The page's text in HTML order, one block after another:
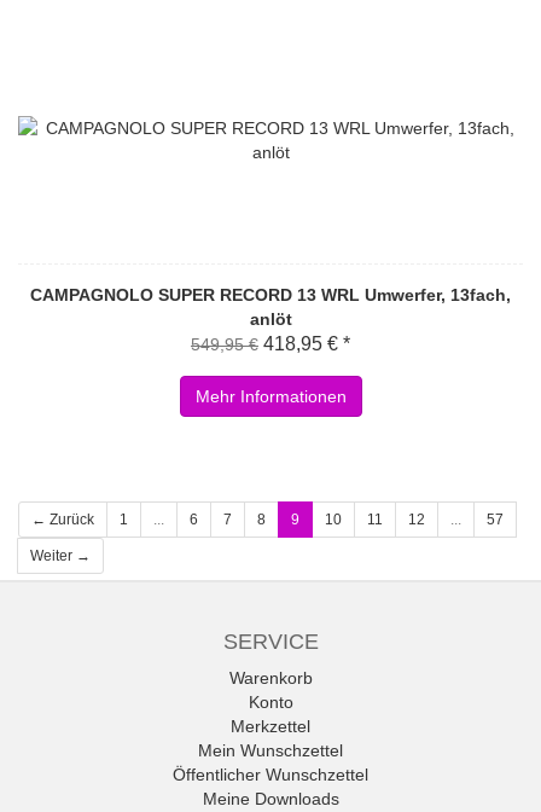
CAMPAGNOLO SUPER RECORD 13 WRL Umwerfer, 13fach,
anlöt
549,95 € 418,95 € *
Mehr Informationen
← Zurück 1 ... 6 7 8 9 10 11 12 ... 57
Weiter →
SERVICE
Warenkorb
Konto
Merkzettel
Mein Wunschzettel
Öffentlicher Wunschzettel
Meine Downloads